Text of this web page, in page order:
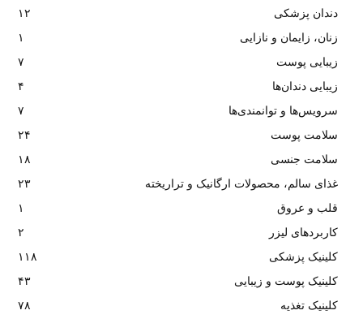
دندان پزشکی
۱۲
زنان، زایمان و نازایی
۱
زیبایی پوست
۷
زیبایی دندان‌ها
۴
سرویس‌ها و توانمندی‌ها
۷
سلامت پوست
۲۴
سلامت جنسی
۱۸
غذای سالم، محصولات ارگانیک و تراریخته
۲۳
قلب و عروق
۱
کاربردهای لیزر
۲
کلینیک پزشکی
۱۱۸
کلینیک پوست و زیبایی
۴۳
کلینیک تغذیه
۷۸